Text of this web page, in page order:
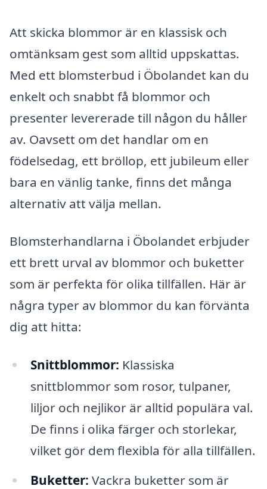
Att skicka blommor är en klassisk och
omtänksam gest som alltid uppskattas.
Med ett blomsterbud i Öbolandet kan du
enkelt och snabbt få blommor och
presenter levererade till någon du håller
av. Oavsett om det handlar om en
födelsedag, ett bröllop, ett jubileum eller
bara en vänlig tanke, finns det många
alternativ att välja mellan.
Blomsterhandlarna i Öbolandet erbjuder
ett brett urval av blommor och buketter
som är perfekta för olika tillfällen. Här är
några typer av blommor du kan förvänta
dig att hitta:
Snittblommor: Klassiska
snittblommor som rosor, tulpaner,
liljor och nejlikor är alltid populära val.
De finns i olika färger och storlekar,
vilket gör dem flexibla för alla tillfällen.
Buketter: Vackra buketter som är